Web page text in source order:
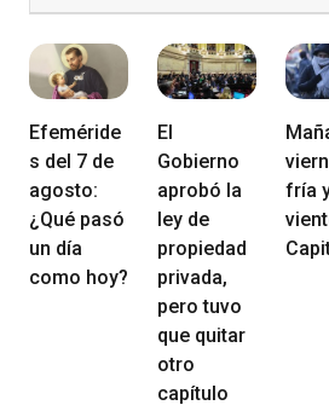
Efeméride
s del 7 de
agosto:
¿Qué pasó
un día
como hoy?
El
Gobierno
aprobó la
ley de
propiedad
privada,
pero tuvo
que quitar
otro
capítulo
fría